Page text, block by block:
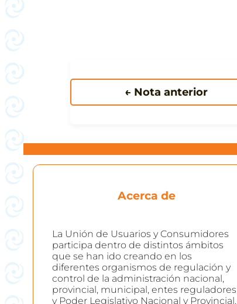
← Nota anterior
Acerca de
La Unión de Usuarios y Consumidores
participa dentro de distintos ámbitos
que se han ido creando en los
diferentes organismos de regulación y
control de la administración nacional,
provincial, municipal, entes reguladores
y Poder Legislativo Nacional y Provincial.